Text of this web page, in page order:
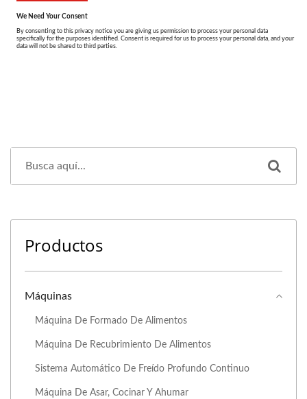
Productos
Máquinas
Máquina De Formado De Alimentos
Máquina De Recubrimiento De Alimentos
Sistema Automático De Freído Profundo Continuo
Máquina De Asar, Cocinar Y Ahumar